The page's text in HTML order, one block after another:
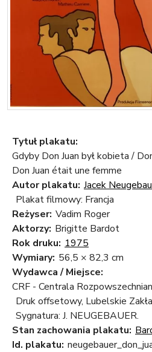
Tytuł plakatu:
Gdyby Don Juan był kobieta /
Don Juan était une femme
Autor plakatu: Jacek
Plakat filmowy: Francja
Reżyser: Vadim Roger
Aktorzy: Brigitte Bardot
Rok druku: 1975
Wymiary: 56,5 × 82,3 cm
Wydawca / Miejsce:
CRF - Centrala
Druk offsetowy, Lubelskie
Sygnatura: J. NEUGEBAUER.
Stan zachowania plakatu:
Id. plakatu: